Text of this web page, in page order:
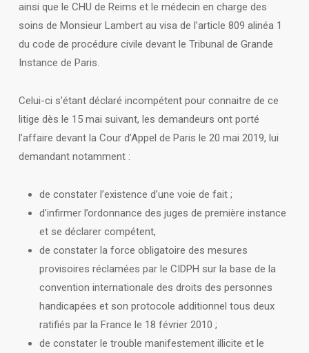
ainsi que le CHU de Reims et le médecin en charge des
soins de Monsieur Lambert au visa de l’article 809 alinéa 1
du code de procédure civile devant le Tribunal de Grande
Instance de Paris.
Celui-ci s’étant déclaré incompétent pour connaitre de ce
litige dès le 15 mai suivant, les demandeurs ont porté
l’affaire devant la Cour d’Appel de Paris le 20 mai 2019, lui
demandant notamment :
de constater l’existence d’une voie de fait ;
d’infirmer l’ordonnance des juges de première instance
et se déclarer compétent,
de constater la force obligatoire des mesures
provisoires réclamées par le CIDPH sur la base de la
convention internationale des droits des personnes
handicapées et son protocole additionnel tous deux
ratifiés par la France le 18 février 2010 ;
de constater le trouble manifestement illicite et le